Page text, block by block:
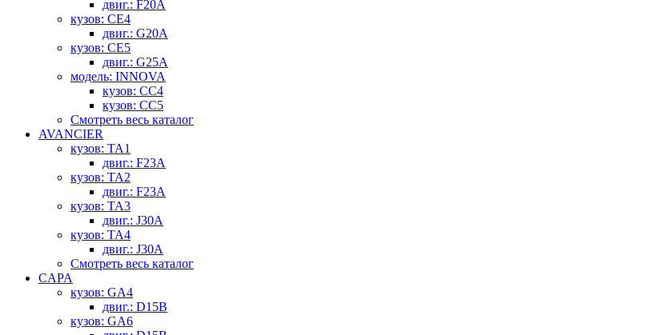
двиг.: F20A
кузов: CE4
двиг.: G20A
кузов: CE5
двиг.: G25A
модель: INNOVA
кузов: CC4
кузов: CC5
Смотреть весь каталог
AVANCIER
кузов: TA1
двиг.: F23A
кузов: TA2
двиг.: F23A
кузов: TA3
двиг.: J30A
кузов: TA4
двиг.: J30A
Смотреть весь каталог
CAPA
кузов: GA4
двиг.: D15B
кузов: GA6